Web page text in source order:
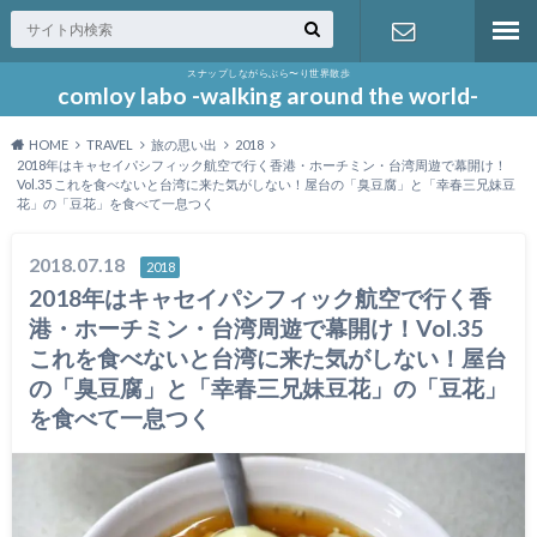
スナップしながらぶら〜り世界散歩
comloy labo -walking around the world-
お問い合わ
HOME TRAVEL 旅の思い出
2018
2018年はキャセイパシフィック航空で行く香港・ホーチミン・台湾周遊で幕開け！
Vol.35 これを食べないと台湾に来た気がしない！屋台の「臭豆腐」と「幸春三兄妹豆
花」の「豆花」を食べて一息つく
2018.07.18 2018
2018年はキャセイパシフィック航空で行く香
港・ホーチミン・台湾周遊で幕開け！Vol.35
これを食べないと台湾に来た気がしない！屋台
の「臭豆腐」と「幸春三兄妹豆花」の「豆花」
を食べて一息つく